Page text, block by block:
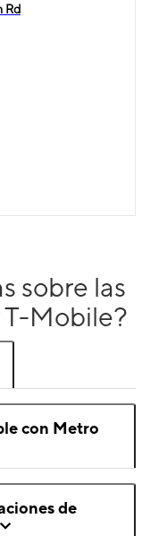
Rd
sobre las
Mobile?
con Metro
de